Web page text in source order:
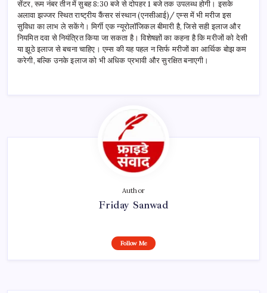
सेंटर, रूम नंबर तीन में सुबह 8:30 बजे से दोपहर 1 बजे तक उपलब्ध होगी। इसके
अलावा झज्जर स्थित राष्ट्रीय कैंसर संस्थान (एनसीआई)/ एम्स में भी मरीज इस
सुविधा का लाभ ले सकेंगे। मिर्गी एक न्यूरोलॉजिकल बीमारी है, जिसे सही इलाज और
नियमित दवा से नियंत्रित किया जा सकता है। विशेषज्ञों का कहना है कि मरीजों को देसी
या झूठे इलाज से बचना चाहिए। एम्स की यह पहल न सिर्फ मरीजों का आर्थिक बोझ कम
करेगी, बल्कि उनके इलाज को भी अधिक प्रभावी और सुरक्षित बनाएगी।
Author
Friday Sanwad
Follow Me